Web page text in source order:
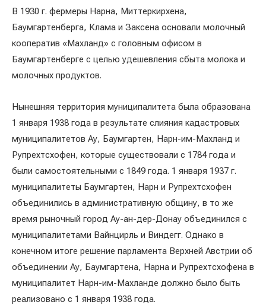
В 1930 г. фермеры Нарна, Миттеркирхена,
Баумгартенберга, Клама и Заксена основали молочный
кооператив «Махланд» с головным офисом в
Баумгартенберге с целью удешевления сбыта молока и
молочных продуктов.
Нынешняя территория муниципалитета была образована
1 января 1938 года в результате слияния кадастровых
муниципалитетов Ау, Баумгартен, Нарн-им-Махланд и
Рупрехтсхофен, которые существовали с 1784 года и
были самостоятельными с 1849 года. 1 января 1937 г.
муниципалитеты Баумгартен, Нарн и Рупрехтсхофен
объединились в административную общину, в то же
время рыночный город Ау-ан-дер-Донау объединился с
муниципалитетами Вайнцирль и Виндегг. Однако в
конечном итоге решение парламента Верхней Австрии об
объединении Ау, Баумгартена, Нарна и Рупрехтсхофена в
муниципалитет Нарн-им-Махланде должно было быть
реализовано с 1 января 1938 года.